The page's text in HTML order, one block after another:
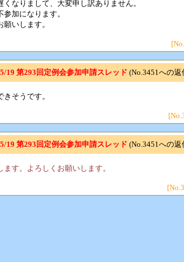
くなりまして、大変申し訳ありません。
参加になります。
願いします。
19 第293回定例会参加申請スレッド (No.3451への返
きそうです。
19 第293回定例会参加申請スレッド (No.3451への返
す。よろしくお願いします。